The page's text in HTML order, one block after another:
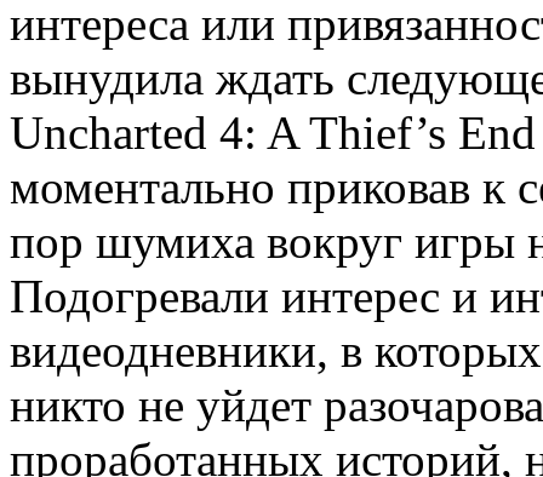
интереса или
вынудила ждать
Uncharted 4: A Thief’s
моментально приковав к
пор шумиха вокруг игры
Подогревали интерес и
видеодневники, в
никто не уйдет
проработанных историй,